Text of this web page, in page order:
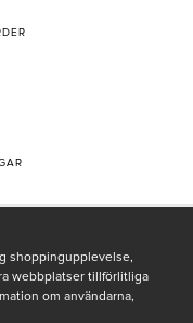
shoppingupplevelse,
webbplatser tillförlitliga
om användarna,